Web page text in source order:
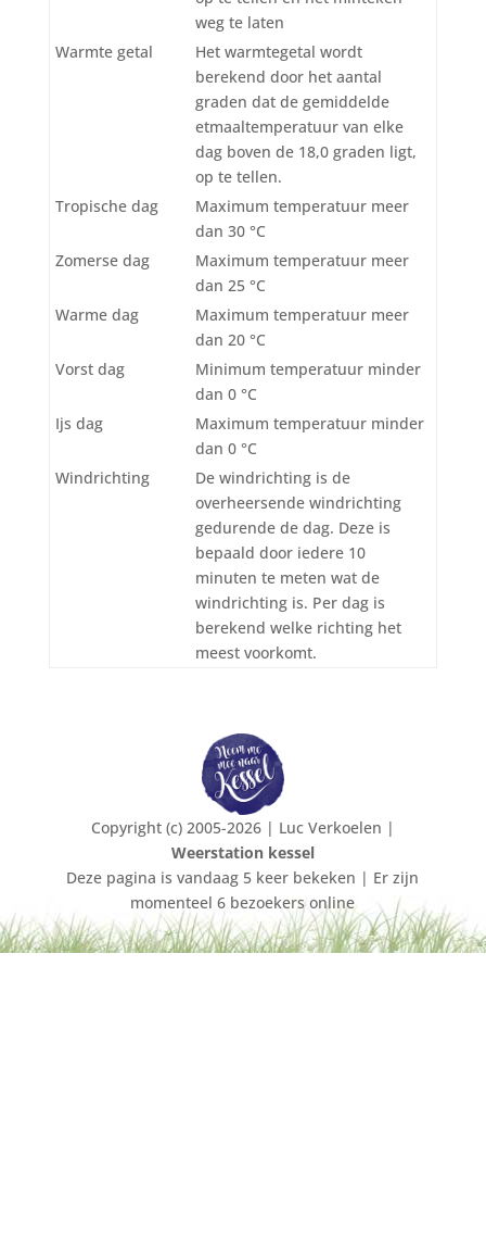
weg te laten
Warmte getal
Het warmtegetal wordt
berekend door het aantal
graden dat de gemiddelde
etmaaltemperatuur van elke
dag boven de 18,0 graden ligt,
op te tellen.
Tropische dag
Maximum temperatuur meer
dan 30 °C
Zomerse dag
Maximum temperatuur meer
dan 25 °C
Warme dag
Maximum temperatuur meer
dan 20 °C
Vorst dag
Minimum temperatuur minder
dan 0 °C
Ijs dag
Maximum temperatuur minder
dan 0 °C
Windrichting
De windrichting is de
overheersende windrichting
gedurende de dag. Deze is
bepaald door iedere 10
minuten te meten wat de
windrichting is. Per dag is
berekend welke richting het
meest voorkomt.
Copyright (c) 2005-2026 | Luc Verkoelen |
Weerstation kessel
Deze pagina is vandaag 5 keer bekeken | Er zijn
momenteel 6 bezoekers online